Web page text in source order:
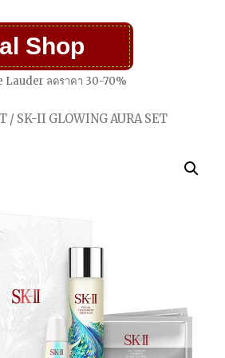
Shop
Lauder ลดราคา 30-70%
/ SK-II GLOWING AURA SET